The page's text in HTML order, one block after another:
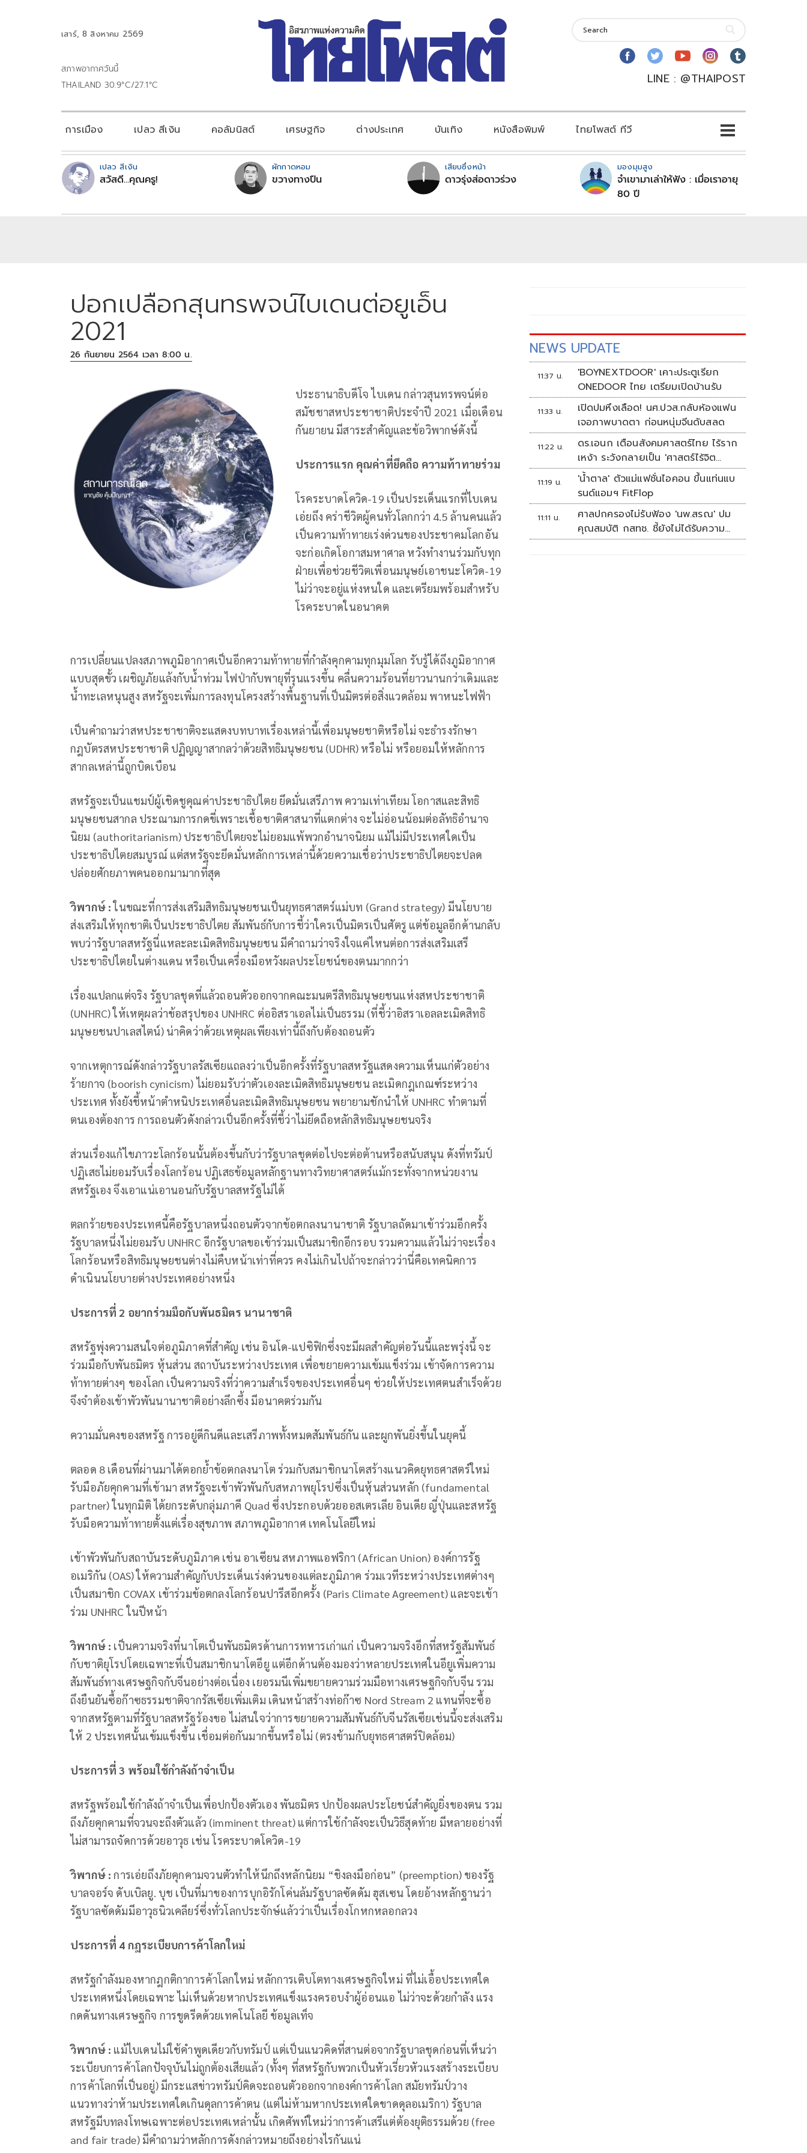
เสาร์, 8 สิงหาคม 2569
สภาพอากาศวันนี้
THAILAND 30.9°C/27.1°C
LINE : @THAIPOST
การเมือง เปลว สีเงิน คอลัมนิสต์ เศรษฐกิจ ต่างประเทศ บันเทิง หนังสือพิมพ์ ไทยโพสต์ ทีวี
เปลว สีเงิน
สวัสดี...คุณครู!
ผักกาดหอม
ขวางทางปืน
เสียบซึ่งหน้า
ดาวรุ่งส่อดาวร่วง
มองมุมสูง
จำเขามาเล่าให้ฟัง : เมื่อเราอายุ
80 ปี
ปอกเปลือกสุนทรพจน์ไบเดนต่อยูเอ็น
2021
26 กันยายน 2564 เวลา 8:00 น.
ประธานาธิบดีโจ ไบเดน กล่าวสุนทรพจน์ต่อ
สมัชชาสหประชาชาติประจำปี 2021 เมื่อเดือน
กันยายน มีสาระสำคัญและข้อวิพากษ์ดังนี้
ประการแรก คุณค่าที่ยึดถือ ความท้าทายร่วม
โรคระบาดโควิด-19 เป็นประเด็นแรกที่ไบเดน
เอ่ยถึง คร่าชีวิตผู้คนทั่วโลกกว่า 4.5 ล้านคนแล้ว
เป็นความท้าทายเร่งด่วนของประชาคมโลกอัน
จะก่อเกิดโอกาสมหาศาล หวังทำงานร่วมกับทุก
ฝ่ายเพื่อช่วยชีวิตเพื่อนมนุษย์เอาชนะโควิด-19
ไม่ว่าจะอยู่แห่งหนใด และเตรียมพร้อมสำหรับ
โรคระบาดในอนาคต
การเปลี่ยนแปลงสภาพภูมิอากาศเป็นอีกความท้าทายที่กำลังคุกคามทุกมุมโลก รับรู้ได้ถึงภูมิอากาศ
แบบสุดขั้ว เผชิญภัยแล้งกับน้ำท่วม ไฟป่ากับพายุที่รุนแรงขึ้น คลื่นความร้อนที่ยาวนานกว่าเดิมและ
น้ำทะเลหนุนสูง สหรัฐจะเพิ่มการลงทุนโครงสร้างพื้นฐานที่เป็นมิตรต่อสิ่งแวดล้อม พาหนะไฟฟ้า
เป็นคำถามว่าสหประชาชาติจะแสดงบทบาทเรื่องเหล่านี้เพื่อมนุษยชาติหรือไม่ จะธำรงรักษา
กฎบัตรสหประชาชาติ ปฏิญญาสากลว่าด้วยสิทธิมนุษยชน (UDHR) หรือไม่ หรือยอมให้หลักการ
สากลเหล่านี้ถูกบิดเบือน
สหรัฐจะเป็นแชมป์ผู้เชิดชูคุณค่าประชาธิปไตย ยึดมั่นเสรีภาพ ความเท่าเทียม โอกาสและสิทธิ
มนุษยชนสากล ประณามการกดขี่เพราะเชื้อชาติศาสนาที่แตกต่าง จะไม่อ่อนน้อมต่อลัทธิอำนาจ
นิยม (authoritarianism) ประชาธิปไตยจะไม่ยอมแพ้พวกอำนาจนิยม แม้ไม่มีประเทศใดเป็น
ประชาธิปไตยสมบูรณ์ แต่สหรัฐจะยึดมั่นหลักการเหล่านี้ด้วยความเชื่อว่าประชาธิปไตยจะปลด
ปล่อยศักยภาพคนออกมามากที่สุด
วิพากษ์ :ในขณะที่การส่งเสริมสิทธิมนุษยชนเป็นยุทธศาสตร์แม่บท (Grand strategy) มีนโยบาย
ส่งเสริมให้ทุกชาติเป็นประชาธิปไตย สัมพันธ์กับการชี้ว่าใครเป็นมิตรเป็นศัตรู แต่ข้อมูลอีกด้านกลับ
พบว่ารัฐบาลสหรัฐนี่แหละละเมิดสิทธิมนุษยชน มีคำถามว่าจริงใจแค่ไหนต่อการส่งเสริมเสรี
ประชาธิปไตยในต่างแดน หรือเป็นเครื่องมือหวังผลประโยชน์ของตนมากกว่า
เรื่องแปลกแต่จริง รัฐบาลชุดที่แล้วถอนตัวออกจากคณะมนตรีสิทธิมนุษยชนแห่งสหประชาชาติ
(UNHRC) ให้เหตุผลว่าข้อสรุปของ UNHRC ต่ออิสราเอลไม่เป็นธรรม (ที่ชี้ว่าอิสราเอลละเมิดสิทธิ
มนุษยชนปาเลสไตน์) น่าคิดว่าด้วยเหตุผลเพียงเท่านี้ถึงกับต้องถอนตัว
จากเหตุการณ์ดังกล่าวรัฐบาลรัสเซียแถลงว่าเป็นอีกครั้งที่รัฐบาลสหรัฐแสดงความเห็นแก่ตัวอย่าง
ร้ายกาจ (boorish cynicism) ไม่ยอมรับว่าตัวเองละเมิดสิทธิมนุษยชน ละเมิดกฎเกณฑ์ระหว่าง
ประเทศ ทั้งยังชี้หน้าตำหนิประเทศอื่นละเมิดสิทธิมนุษยชน พยายามชักนำให้ UNHRC ทำตามที่
ตนเองต้องการ การถอนตัวดังกล่าวเป็นอีกครั้งที่ชี้ว่าไม่ยึดถือหลักสิทธิมนุษยชนจริง
ส่วนเรื่องแก้ไขภาวะโลกร้อนนั้นต้องขึ้นกับว่ารัฐบาลชุดต่อไปจะต่อต้านหรือสนับสนุน ดังที่ทรัมป์
ปฏิเสธไม่ยอมรับเรื่องโลกร้อน ปฏิเสธข้อมูลหลักฐานทางวิทยาศาสตร์แม้กระทั่งจากหน่วยงาน
สหรัฐเอง จึงเอาแน่เอานอนกับรัฐบาลสหรัฐไม่ได้
ตลกร้ายของประเทศนี้คือรัฐบาลหนึ่งถอนตัวจากข้อตกลงนานาชาติ รัฐบาลถัดมาเข้าร่วมอีกครั้ง
รัฐบาลหนึ่งไม่ยอมรับ UNHRC อีกรัฐบาลขอเข้าร่วมเป็นสมาชิกอีกรอบ รวมความแล้วไม่ว่าจะเรื่อง
โลกร้อนหรือสิทธิมนุษยชนต่างไม่คืบหน้าเท่าที่ควร คงไม่เกินไปถ้าจะกล่าวว่านี่คือเทคนิคการ
ดำเนินนโยบายต่างประเทศอย่างหนึ่ง
ประการที่ 2 อยากร่วมมือกับพันธมิตร นานาชาติ
สหรัฐพุ่งความสนใจต่อภูมิภาคที่สำคัญ เช่น อินโด-แปซิฟิกซึ่งจะมีผลสำคัญต่อวันนี้และพรุ่งนี้ จะ
ร่วมมือกับพันธมิตร หุ้นส่วน สถาบันระหว่างประเทศ เพื่อขยายความเข้มแข็งร่วม เข้าจัดการความ
ท้าทายต่างๆ ของโลก เป็นความจริงที่ว่าความสำเร็จของประเทศอื่นๆ ช่วยให้ประเทศตนสำเร็จด้วย
จึงจำต้องเข้าพัวพันนานาชาติอย่างลึกซึ้ง มีอนาคตร่วมกัน
ความมั่นคงของสหรัฐ การอยู่ดีกินดีและเสรีภาพทั้งหมดสัมพันธ์กัน และผูกพันยิ่งขึ้นในยุคนี้
ตลอด 8 เดือนที่ผ่านมาได้ตอกย้ำข้อตกลงนาโต ร่วมกับสมาชิกนาโตสร้างแนวคิดยุทธศาสตร์ใหม่
รับมือภัยคุกคามที่เข้ามา สหรัฐจะเข้าพัวพันกับสหภาพยุโรปซึ่งเป็นหุ้นส่วนหลัก (fundamental
partner) ในทุกมิติ ได้ยกระดับกลุ่มภาคี Quad ซึ่งประกอบด้วยออสเตรเลีย อินเดีย ญี่ปุ่นและสหรัฐ
รับมือความท้าทายตั้งแต่เรื่องสุขภาพ สภาพภูมิอากาศ เทคโนโลยีใหม่
เข้าพัวพันกับสถาบันระดับภูมิภาค เช่น อาเซียน สหภาพแอฟริกา (African Union) องค์การรัฐ
อเมริกัน (OAS) ให้ความสำคัญกับประเด็นเร่งด่วนของแต่ละภูมิภาค ร่วมเวทีระหว่างประเทศต่างๆ
เป็นสมาชิก COVAX เข้าร่วมข้อตกลงโลกร้อนปารีสอีกครั้ง (Paris Climate Agreement) และจะเข้า
ร่วม UNHRC ในปีหน้า
วิพากษ์ : เป็นความจริงที่นาโตเป็นพันธมิตรด้านการทหารเก่าแก่ เป็นความจริงอีกที่สหรัฐสัมพันธ์
กับชาติยุโรปโดยเฉพาะที่เป็นสมาชิกนาโตอียู แต่อีกด้านต้องมองว่าหลายประเทศในอียูเพิ่มความ
สัมพันธ์ทางเศรษฐกิจกับจีนอย่างต่อเนื่อง เยอรมนีเพิ่มขยายความร่วมมือทางเศรษฐกิจกับจีน รวม
ถึงยืนยันซื้อก๊าซธรรมชาติจากรัสเซียเพิ่มเติม เดินหน้าสร้างท่อก๊าซ Nord Stream 2 แทนที่จะซื้อ
จากสหรัฐตามที่รัฐบาลสหรัฐร้องขอ ไม่สนใจว่าการขยายความสัมพันธ์กับจีนรัสเซียเช่นนี้จะส่งเสริม
ให้ 2 ประเทศนั้นเข้มแข็งขึ้น เชื่อมต่อกันมากขึ้นหรือไม่ (ตรงข้ามกับยุทธศาสตร์ปิดล้อม)
ประการที่ 3 พร้อมใช้กำลังถ้าจำเป็น
สหรัฐพร้อมใช้กำลังถ้าจำเป็นเพื่อปกป้องตัวเอง พันธมิตร ปกป้องผลประโยชน์สำคัญยิ่งของตน รวม
ถึงภัยคุกคามที่จวนจะถึงตัวแล้ว (imminent threat) แต่การใช้กำลังจะเป็นวิธีสุดท้าย มีหลายอย่างที่
ไม่สามารถจัดการด้วยอาวุธ เช่น โรคระบาดโควิด-19
วิพากษ์ :การเอ่ยถึงภัยคุกคามจวนตัวทำให้นึกถึงหลักนิยม “ชิงลงมือก่อน” (preemption) ของรัฐ
บาลจอร์จ ดับเบิลยู. บุช เป็นที่มาของการบุกอิรักโค่นล้มรัฐบาลซัดดัม ฮุสเซน โดยอ้างหลักฐานว่า
รัฐบาลซัดดัมมีอาวุธนิวเคลียร์ซึ่งทั่วโลกประจักษ์แล้วว่าเป็นเรื่องโกหกหลอกลวง
ประการที่ 4 กฎระเบียบการค้าโลกใหม่
สหรัฐกำลังมองหากฎกติกาการค้าโลกใหม่ หลักการเติบโตทางเศรษฐกิจใหม่ ที่ไม่เอื้อประเทศใด
ประเทศหนึ่งโดยเฉพาะ ไม่เห็นด้วยหากประเทศแข็งแรงครอบงำผู้อ่อนแอ ไม่ว่าจะด้วยกำลัง แรง
กดดันทางเศรษฐกิจ การขูดรีดด้วยเทคโนโลยี ข้อมูลเท็จ
วิพากษ์ : แม้ไบเดนไม่ใช้คำพูดเดียวกับทรัมป์ แต่เป็นแนวคิดที่สานต่อจากรัฐบาลชุดก่อนที่เห็นว่า
ระเบียบการค้าโลกปัจจุบันไม่ถูกต้องเสียแล้ว (ทั้งๆ ที่สหรัฐกับพวกเป็นหัวเรี่ยวหัวแรงสร้างระเบียบ
การค้าโลกที่เป็นอยู่) มีกระแสข่าวทรัมป์คิดจะถอนตัวออกจากองค์การค้าโลก สมัยทรัมป์วาง
แนวทางว่าห้ามประเทศใดเกินดุลการค้าตน (แต่ไม่ห้ามหากประเทศใดขาดดุลอเมริกา) รัฐบาล
สหรัฐมีบทลงโทษเฉพาะต่อประเทศเหล่านั้น เกิดศัพท์ใหม่ว่าการค้าเสรีแต่ต้องยุติธรรมด้วย (free
and fair trade) มีคำถามว่าหลักการดังกล่าวหมายถึงอย่างไรกันแน่
NEWS UPDATE
11:37 น.
'BOYNEXTDOOR' เคาะประตูเรียก
ONEDOOR ไทย เตรียมเปิดบ้านรับ
11:33 น.
เปิดปมหึงเลือด! นศ.ปวส.กลับห้องแฟน
เจอภาพบาดตา ก่อนหนุ่มจีนดับสลด
11:22 น.
ดร.เอนก เตือนสังคมศาสตร์ไทย ไร้ราก
เหง้า ระวังกลายเป็น 'ศาสตร์ไร้จิต
วิญญาณ'
11:19 น.
'น้ำตาล' ตัวแม่แฟชั่นไอคอน ขึ้นแท่นแบ
รนด์แอมฯ FitFlop
11:11 น.
ศาลปกครองไม่รับฟ้อง 'นพ.สรณ' ปม
คุณสมบัติ กสทช. ชี้ยังไม่ได้รับความ
เดือดร้อนเสียหาย